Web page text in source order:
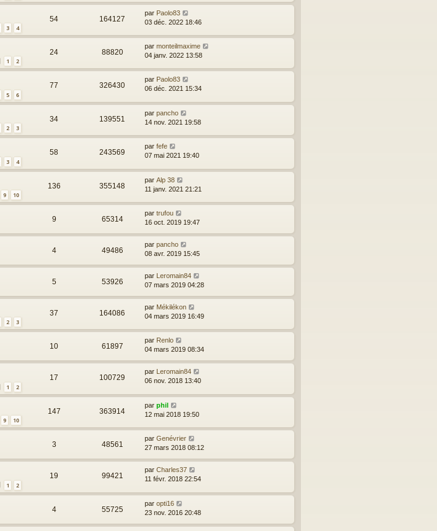
3 4
54 164127
par Paolo83
03 déc. 2022 18:46
1 2
24 88820
par monteilmaxime
04 janv. 2022 13:58
5 6
77 326430
par Paolo83
06 déc. 2021 15:34
2 3
34 139551
par pancho
14 nov. 2021 19:58
3 4
58 243569
par fefe
07 mai 2021 19:40
9 10
136 355148
par Alp 38
11 janv. 2021 21:21
9 65314
par trufou
16 oct. 2019 19:47
4 49486
par pancho
08 avr. 2019 15:45
5 53926
par Leromain84
07 mars 2019 04:28
2 3
37 164086
par Mékilékon
04 mars 2019 16:49
10 61897
par Renlo
04 mars 2019 08:34
1 2
17 100729
par
Leromain84
06 nov. 2018 13:40
9 10
147 363914
par phil
12 mai 2018 19:50
3 48561
par Genévrier
27 mars 2018 08:12
1 2
19 99421
par Charles37
11 févr. 2018 22:54
4 55725
par opti16
23 nov. 2016 20:48